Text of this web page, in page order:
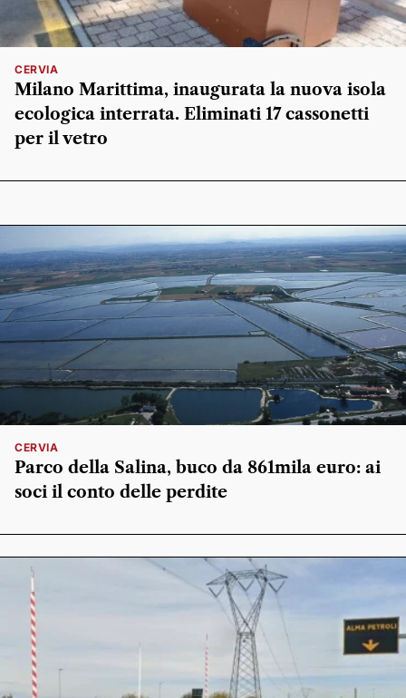
CERVIA
Milano Marittima, inaugurata la nuova isola
ecologica interrata. Eliminati 17 cassonetti
per il vetro
CERVIA
Parco della Salina, buco da 861mila euro: ai
soci il conto delle perdite